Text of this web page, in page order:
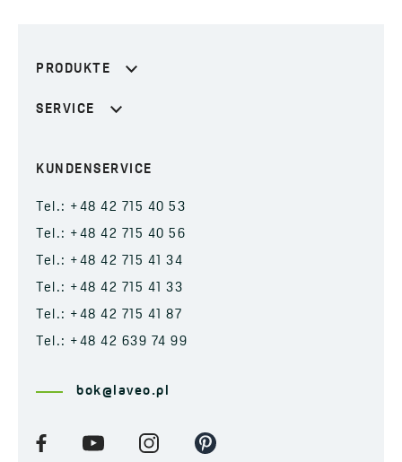
PRODUKTE
SERVICE
KUNDENSERVICE
Tel.: +48 42 715 40 53
Tel.: +48 42 715 40 56
Tel.: +48 42 715 41 34
Tel.: +48 42 715 41 33
Tel.: +48 42 715 41 87
Tel.: +48 42 639 74 99
bok@laveo.pl